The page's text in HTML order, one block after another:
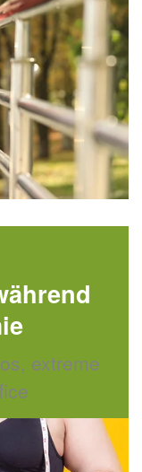
extreme